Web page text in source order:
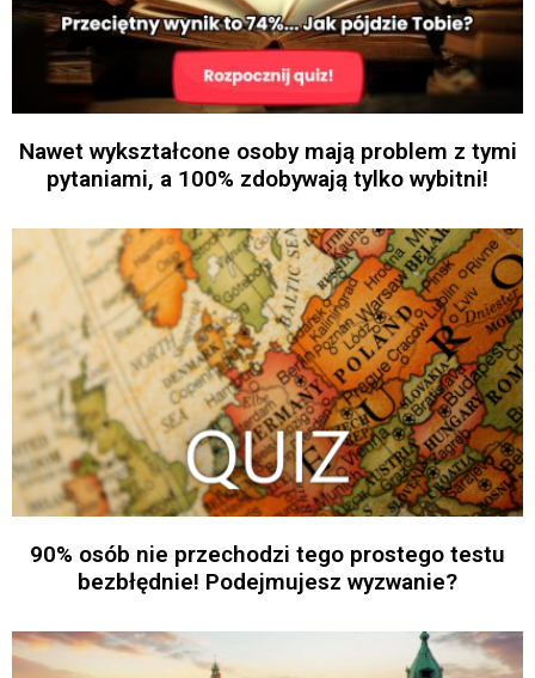
Nawet wykształcone osoby mają problem z tymi
pytaniami, a 100% zdobywają tylko wybitni!
90% osób nie przechodzi tego prostego testu
bezbłędnie! Podejmujesz wyzwanie?